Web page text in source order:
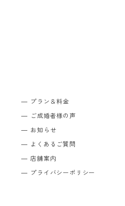
プラン＆料金
ご成婚者様の声
お知らせ
よくあるご質問
店舗案内
プライバシーポリシー